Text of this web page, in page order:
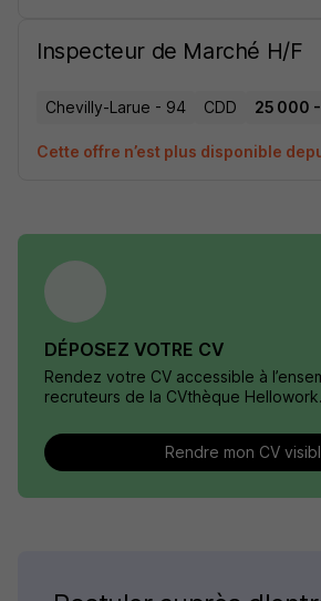
Inspecteur de Marché H/F
Chevilly-Larue - 94 CDD 25 000
Cette offre n’est plus disponible
DÉPOSEZ VOTRE CV
Rendez votre CV accessible à
recruteurs de la CVthèque Hellowork.
Rendre mon CV